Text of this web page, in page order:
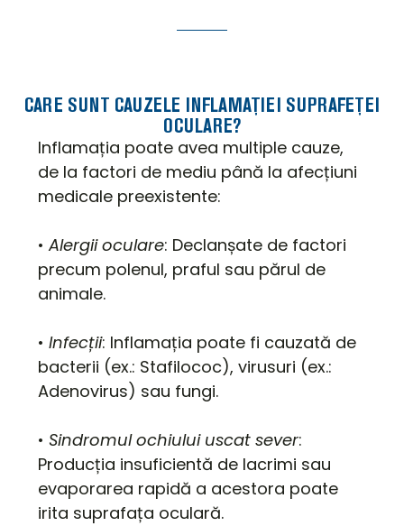
CARE SUNT CAUZELE INFLAMAȚIEI SUPRAFEȚEI
OCULARE?
Inflamația poate avea multiple cauze,
de la factori de mediu până la afecțiuni
medicale preexistente:
•Alergii oculare: Declanșate de factori
precum polenul, praful sau părul de
animale.
•Infecții: Inflamația poate fi cauzată de
bacterii (ex.: Stafilococ), virusuri (ex.:
Adenovirus) sau fungi.
• Sindromul ochiului uscat sever:
Producția insuficientă de lacrimi sau
evaporarea rapidă a acestora poate
irita suprafața oculară.